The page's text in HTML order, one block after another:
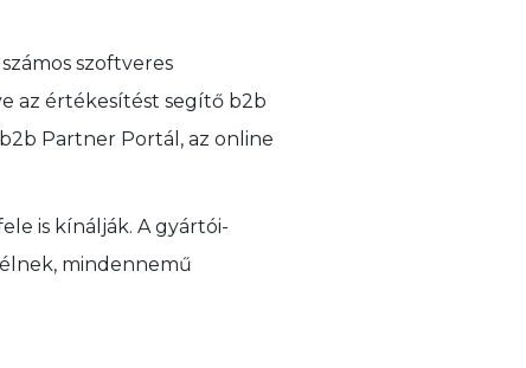
szoftveres
az értékesítést segítő b2b
Partner Portál, az online
is kínálják. A gyártói-
mindennemű